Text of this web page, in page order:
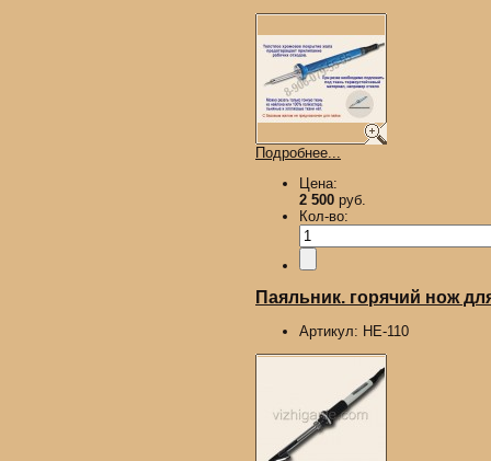
Подробнее...
Цена:
2 500 руб.
Кол-во:
Паяльник. горячий нож
Артикул: HE-110